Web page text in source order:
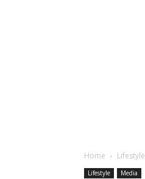
Home Lifestyle
Lifestyle Media